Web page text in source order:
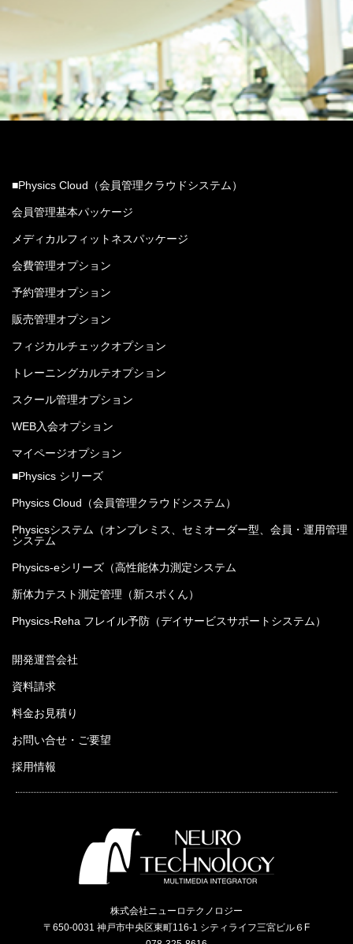
■Physics Cloud（会員管理クラウドシステム）
会員管理基本パッケージ
メディカルフィットネスパッケージ
会費管理オプション
予約管理オプション
販売管理オプション
フィジカルチェックオプション
トレーニングカルテオプション
スクール管理オプション
WEB入会オプション
マイページオプション
■Physics シリーズ
Physics Cloud（会員管理クラウドシステム）
Physicsシステム（オンプレミス、セミオーダー型、会員・運用管理
システム
Physics-eシリーズ（高性能体力測定システム
新体力テスト測定管理（新スポくん）
Physics-Reha フレイル予防（デイサービスサポートシステム）
開発運営会社
資料請求
料金お見積り
お問い合せ・ご要望
採用情報
株式会社ニューロテクノロジー
〒650-0031 神戸市中央区東町116-1 シティライフ三宮ビル６F